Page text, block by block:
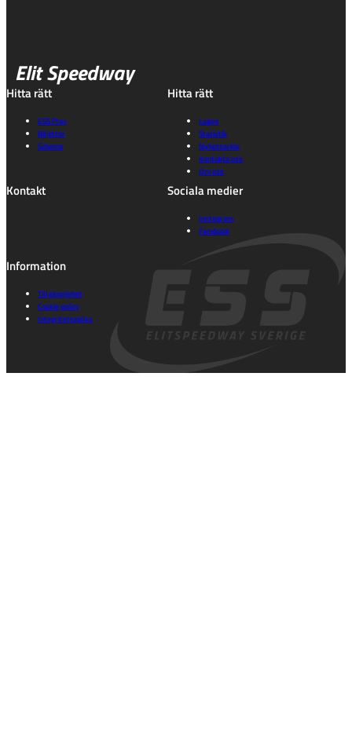
Elit Speedway
Hitta rätt
ESS Play
Biljetter
Schema
Hitta rätt
Lagen
Statistik
Nyhetsarkiv
Kontakta oss
Om oss
Kontakt Sociala medier
Instagram
Facebook
Information
Tillgänglighet
Cookie policy
Integritetspolicy